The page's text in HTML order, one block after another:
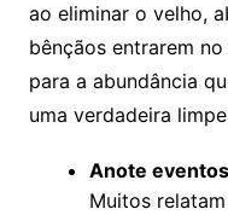
ao eliminar o velho,
bênçãos entrarem
para a abundância
uma verdadeira
Anote
Muitos